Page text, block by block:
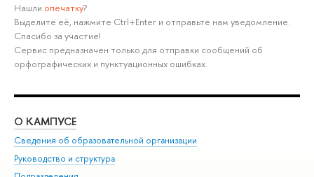
Нашли опечатку?
Выделите её, нажмите Ctrl+Enter и отправьте нам уведомление.
Спасибо за участие!
Сервис предназначен только для отправки сообщений об
орфографических и пунктуационных ошибках.
О КАМПУСЕ
Сведения об образовательной организации
Руководство и структура